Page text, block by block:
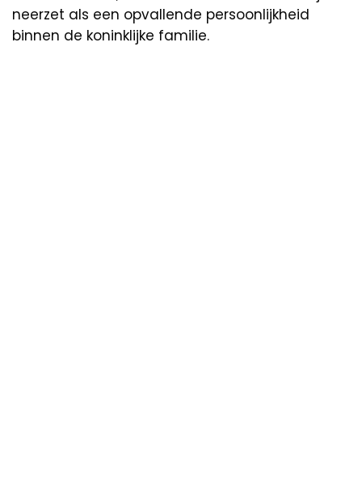
neerzet als een opvallende persoonlijkheid
binnen de koninklijke familie.